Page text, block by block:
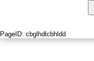
PageID: cbglhdlcbhldd